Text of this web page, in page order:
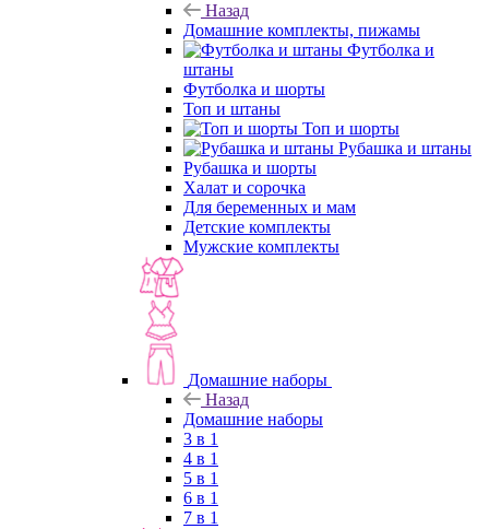
Назад
Домашние комплекты, пижамы
Футболка и
штаны
Футболка и шорты
Топ и штаны
Топ и шорты
Рубашка и штаны
Рубашка и шорты
Халат и сорочка
Для беременных и мам
Детские комплекты
Мужские комплекты
Домашние наборы
Назад
Домашние наборы
3 в 1
4 в 1
5 в 1
6 в 1
7 в 1